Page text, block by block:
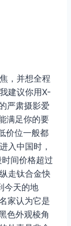
，并想全程
建议你用X-
严肃摄影爱
满足你的要
价位一般都
入中国时，
间价格超过
走钛合金快
今天的地
家认为它是
色外观棱角